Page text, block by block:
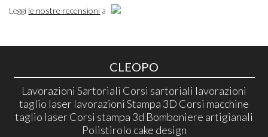
Leggi le nostre recensioni a
CLEOPO
Lavorazioni Sartoriali Corsi sartoriali lavorazioni
taglio laser lavorazioni Stampa 3D Corsi macchine
taglio laser Corsi stampa 3d Bomboniere artigianali
Polistirolo cake design